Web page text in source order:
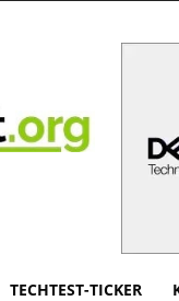
TECHTEST-TICKER